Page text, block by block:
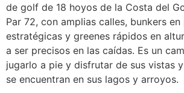
de golf de 18 hoyos de la Costa del
Par 72, con amplias calles, bunkers
estratégicas y greenes rápidos en
a ser precisos en las caídas. Es un
jugarlo a pie y disfrutar de sus vistas
se encuentran en sus lagos y arroyos.